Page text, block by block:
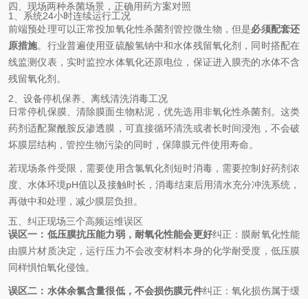
四、现场两种杀菌场景，正确用药方案对照
1、系统24小时连续运行工况
前端预处理可以正常投加氧化性杀菌剂管控微生物，但是必须配套还
原措施。行业普遍使用亚硫酸氢钠中和水体残留氧化剂，同时搭配在
线监测仪表，实时监控水体氧化还原电位，保证进入膜壳的水体不含
残留氧化剂。
2、设备停机保养、离线清洗消毒工况
日常停机保膜、清除膜面生物粘泥，优先选用非氧化性杀菌剂。这类
药剂适配聚酰胺反渗透膜，可直接循环清洗或者长时间浸泡，不会破
坏膜层结构，管控生物污染的同时，保障膜元件使用寿命。
若现场条件受限，需要使用含氯氧化剂短时消毒，需要控制好药剂浓
度、水体环境pH值以及接触时长，消毒结束后用清水充分冲洗系统，
再做中和处理，减少膜层负担。
五、纠正现场三个高频运维误区
误区一：低压膜抗压能力弱，耐氧化性能会更好纠正：膜耐氧化性能
由膜片材质决定，运行压力不会改变材料本身的化学耐受度，低压膜
同样惧怕氧化侵蚀。
误区二：水体余氯含量很低，不会损伤膜元件纠正：氧化损伤属于缓